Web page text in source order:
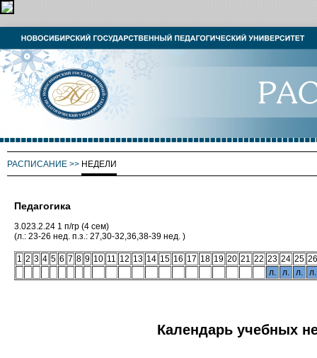
РАСПИСАНИЕ >> НЕДЕЛИ
Педагогика
3.023.2.24 1 п/гр (4 сем)
(л.: 23-26 нед. п.з.: 27,30-32,36,38-39 нед. )
1 2 3 4 5 6 7 8 9 10 11 12 13 14 15 16 17 18 19 20 21 22 23 24 25 26
л.
л. л. л.
Календарь учебных